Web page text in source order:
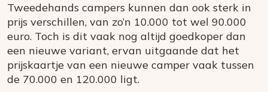
Tweedehands campers kunnen dan ook sterk in
prijs verschillen, van zo’n 10.000 tot wel 90.000
euro. Toch is dit vaak nog altijd goedkoper dan
een nieuwe variant, ervan uitgaande dat het
prijskaartje van een nieuwe camper vaak tussen
de 70.000 en 120.000 ligt.